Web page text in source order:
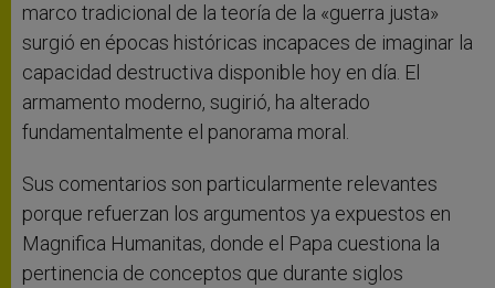
marco tradicional de la teoría de la «guerra justa»
surgió en épocas históricas incapaces de imaginar la
capacidad destructiva disponible hoy en día. El
armamento moderno, sugirió, ha alterado
fundamentalmente el panorama moral.
Sus comentarios son particularmente relevantes
porque refuerzan los argumentos ya expuestos en
Magnifica Humanitas, donde el Papa cuestiona la
pertinencia de conceptos que durante siglos